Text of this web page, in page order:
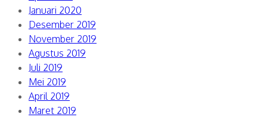
Januari 2020
Desember 2019
November 2019
Agustus 2019
Juli 2019
Mei 2019
April 2019
Maret 2019